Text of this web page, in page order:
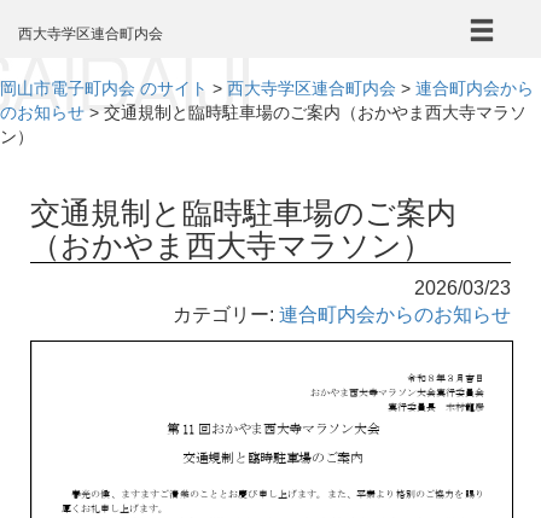
西大寺学区連合町内会
岡山市電子町内会 のサイト > 西大寺学区連合町内会 > 連合町内会から
のお知らせ > 交通規制と臨時駐車場のご案内（おかやま西大寺マラソ
ン）
交通規制と臨時駐車場のご案内
（おかやま西大寺マラソン）
2026/03/23
カテゴリー: 連合町内会からのお知らせ